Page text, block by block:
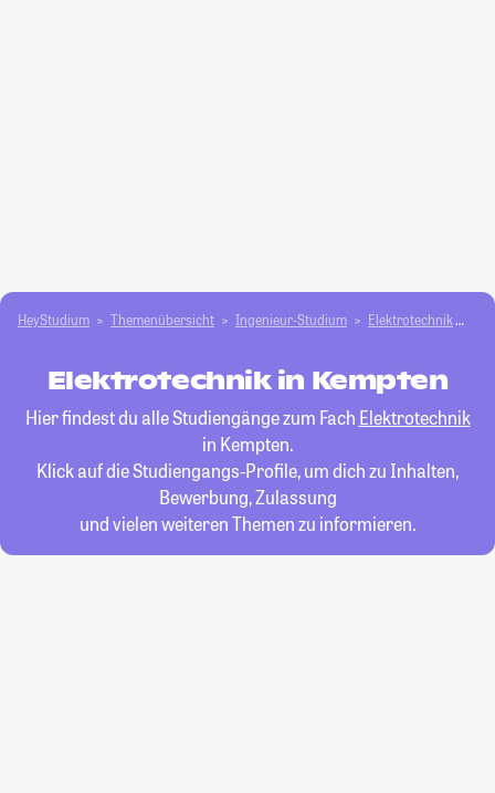
HeyStudium Themenübersicht Ingenieur-Studium Elektrotechnik
Elektrotechnik in Kempten
Hier findest du alle Studiengänge zum Fach Elektrotechnik
in Kempten.
Klick auf die Studiengangs-Profile, um dich zu Inhalten,
Bewerbung, Zulassung
und vielen weiteren Themen zu informieren.